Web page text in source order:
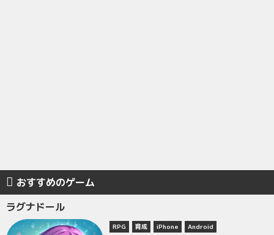
おすすめのゲーム
ラグナドール
RPG 育成 iPhone Android